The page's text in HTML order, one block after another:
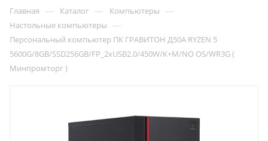
Главная — Каталог — Компьютеры —
Настольные компьютеры —
Персональный компьютер ПК ГРАВИТОН Д50А RYZEN 5
5600G/8GB/SSD256GB/FP_2xUSB2.0/450W/K+M/NO OS/WR3G (
Минпромторг )